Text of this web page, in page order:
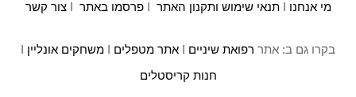
מי אנחנו תנאי שימוש ותקנון האתר פרסמו באתר צור קשר
בקרו גם ב: אתר רפואת שיניים אתר מטפלים משחקים אונליין
חנות קריסטלים